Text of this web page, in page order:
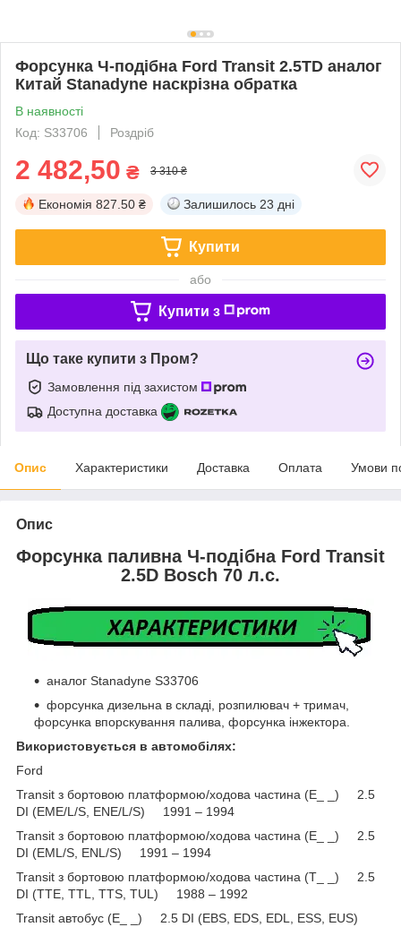
Форсунка Ч-подібна Ford Transit 2.5TD аналог
Китай Stanadyne наскрізна обратка
В наявності
Код: S33706
Роздріб
2 482,50 ₴ 3 310 ₴
Економія 827.50 ₴ Залишилось 23 дні
Купити
або
Купити з
Що таке купити з Пром?
Замовлення під захистом
Доступна доставка
Опис Характеристики Доставка Оплата Умови
Опис
Форсунка паливна Ч-подібна Ford Transit
2.5D Bosch 70 л.с.
аналог Stanadyne S33706
форсунка дизельна в складі, розпилювач + тримач,
форсунка впорскування палива, форсунка інжектора.
Використовується в автомобілях:
Ford
Transit з бортовою платформою/ходова частина (E_ _) 2.5
DI (EME/L/S, ENE/L/S) 1991 – 1994
Transit з бортовою платформою/ходова частина (E_ _) 2.5
DI (EML/S, ENL/S) 1991 – 1994
Transit з бортовою платформою/ходова частина (T_ _) 2.5
DI (TTE, TTL, TTS, TUL) 1988 – 1992
Transit автобус (E_ _) 2.5 DI (EBS, EDS, EDL, ESS, EUS)